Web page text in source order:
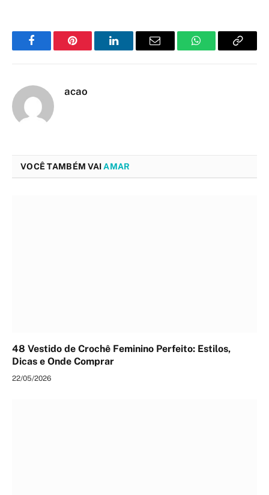
FacebookPinterest LinkedInEmail WhatsAppCopy
acao
VOCÊ TAMBÉM VAI AMAR
48 Vestido de Crochê Feminino Perfeito: Estilos,
Dicas e Onde Comprar
22/05/2026